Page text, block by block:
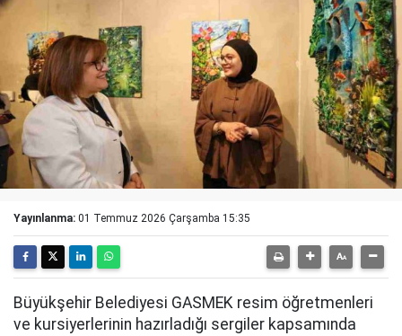
Yayınlanma: 01 Temmuz 2026 Çarşamba 15:35
Büyükşehir Belediyesi GASMEK resim öğretmenleri
ve kursiyerlerinin hazırladığı sergiler kapsamında